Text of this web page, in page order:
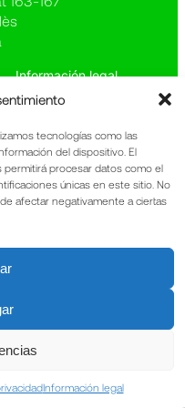
tecnologías como las
del dispositivo. El
procesar datos como el
únicas en este sitio. No
afectar negativamente a ciertas
Información legal
Información legal
Política de privacidad
Memoria anual
URIACH